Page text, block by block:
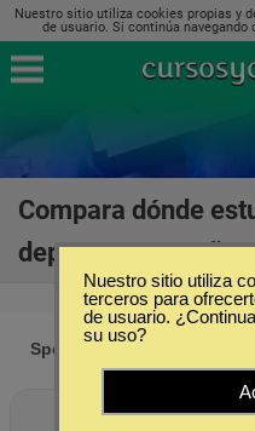
Nuestro sitio utiliza cookies propias y
de usuario. Si continúa
Compara dónde
deporte en España
Nuestro sitio utiliza
terceros para
de usuario.
su uso?